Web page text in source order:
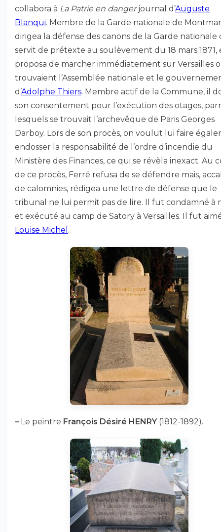
collabora à La Patrie en dangerjournal d’Auguste
Blanqui. Membre de la Garde nationale de
dirigea la défense des canons de la Garde nationale
servit de prétexte au soulèvement du 18 mars 1871,
proposa de marcher immédiatement sur Versailles
trouvaient l’Assemblée nationale et le
d’Adolphe Thiers. Membre actif de la Commune, il
son consentement pour l’exécution des otages,
lesquels se trouvait l’archevêque de Paris Georges
Darboy. Lors de son procès, on voulut lui faire
endosser la responsabilité de l’ordre d’incendie du
Ministère des Finances, ce qui se révèla inexact. Au
de ce procès, Ferré refusa de se défendre mais,
de calomnies, rédigea une lettre de défense que le
tribunal ne lui permit pas de lire. Il fut condamné à
et exécuté au camp de Satory à Versailles. Il fut
Louise Michel .
– Le peintre François Désiré HENRY(1812-1892).